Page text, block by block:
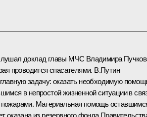
доклад главы МЧС Владимира
проводится спасателями. В.Путин
задачу: оказать необходимую
в непростой жизненной ситуации в
Материальная помощь
оказана из резервного фонда